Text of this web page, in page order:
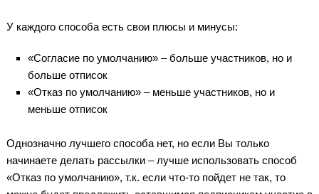
У каждого способа есть свои плюсы и минусы:
«Согласие по умолчанию» – больше участников, но и
больше отписок
«Отказ по умолчанию» – меньше участников, но и
меньше отписок
Однозначно лучшего способа нет, но если Вы только
начинаете делать рассылки – лучше использовать способ
«Отказ по умолчанию», т.к. если что-то пойдет не так, то